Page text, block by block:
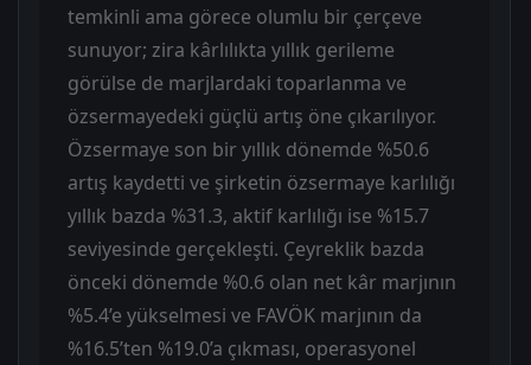
temkinli ama görece olumlu bir çerçeve
sunuyor; zira kârlılıkta yıllık gerileme
görülse de marjlardaki toparlanma ve
özsermayedeki güçlü artış öne çıkarılıyor.
Özsermaye son bir yıllık dönemde %50.6
artış kaydetti ve şirketin özsermaye karlılığı
yıllık bazda %31.3, aktif karlılığı ise %15.7
seviyesinde gerçekleşti. Çeyreklik bazda
önceki dönemde %0.6 olan net kâr marjının
%5.4’e yükselmesi ve FAVÖK marjının da
%16.5’ten %19.0’a çıkması, operasyonel